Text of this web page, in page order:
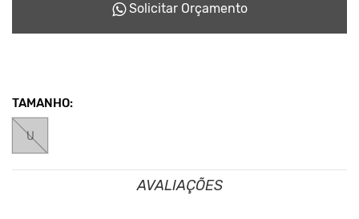
seriam jogadas no meio ambiente.
Solicitar Orçamento
TAMANHO:
U
AVALIAÇÕES